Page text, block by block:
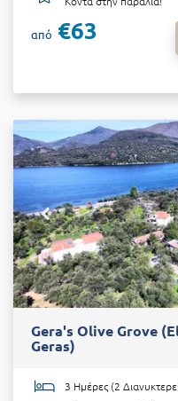
από €63
Gera's Olive Grove
Geras)
3 Ημέρες (2